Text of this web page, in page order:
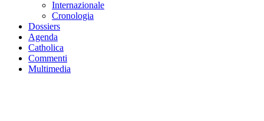
Internazionale
Cronologia
Dossiers
Agenda
Catholica
Commenti
Multimedia